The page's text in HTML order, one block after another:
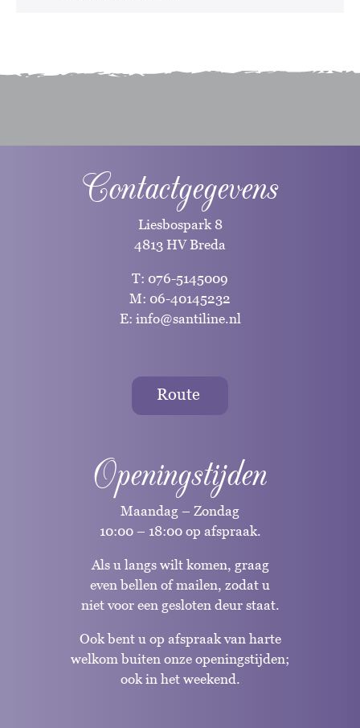
Contactgegevens
Liesbospark 8
4813 HV Breda
T: 076-5145009
M: 06-40145232
E: info@santiline.nl
Route
Openingstijden
Maandag – Zondag
10:00 – 18:00 op afspraak.
Als u langs wilt komen, graag
even bellen of mailen, zodat u
niet voor een gesloten deur staat.
Ook bent u op afspraak van harte
welkom buiten onze openingstijden;
ook in het weekend.